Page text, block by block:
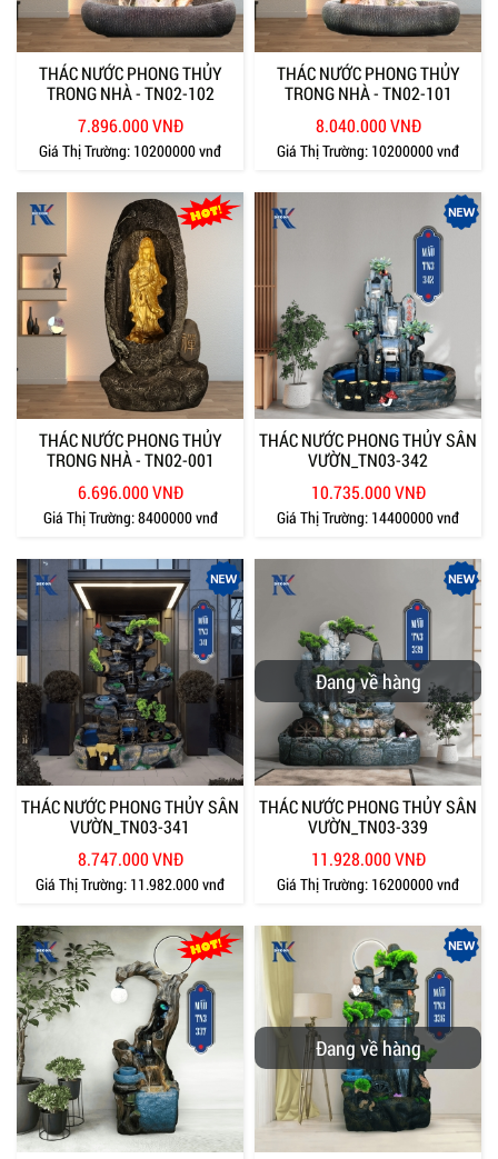
THÁC NƯỚC PHONG THỦY
TRONG NHÀ - TN02-102
7.896.000 VNĐ
Giá Thị Trường: 10200000 vnđ
THÁC NƯỚC PHONG THỦY
TRONG NHÀ - TN02-101
8.040.000 VNĐ
Giá Thị Trường: 10200000 vnđ
THÁC NƯỚC PHONG THỦY
TRONG NHÀ - TN02-001
6.696.000 VNĐ
Giá Thị Trường:8400000 vnđ
THÁC NƯỚC PHONG THỦY SÂN
VƯỜN_TN03-342
10.735.000 VNĐ
Giá Thị Trường: 14400000 vnđ
THÁC NƯỚC PHONG THỦY SÂN
VƯỜN_TN03-341
8.747.000 VNĐ
Giá Thị Trường: 11.982.000 vnđ
Đang về hàng
THÁC NƯỚC PHONG THỦY SÂN
VƯỜN_TN03-339
11.928.000 VNĐ
Giá Thị Trường: 16200000 vnđ
Đang về hàng